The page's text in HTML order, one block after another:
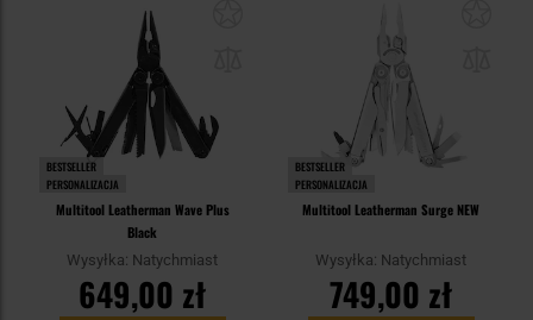
BESTSELLER
PERSONALIZACJA
Multitool Leatherman Wave Plus
Black
Wysyłka: Natychmiast
649,00 zł
BESTSELLER
PERSONALIZACJA
Multitool Leatherman Surge NEW
Wysyłka: Natychmiast
749,00 zł